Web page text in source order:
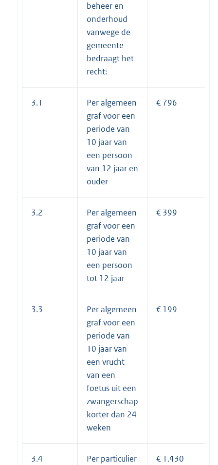
beheer en
onderhoud
vanwege de
gemeente
bedraagt het
recht:
3.1
Per algemeen
graf voor een
periode van
10 jaar van
een persoon
van 12 jaar en
ouder
€ 796
3.2
Per algemeen
graf voor een
periode van
10 jaar van
een persoon
tot 12 jaar
€ 399
3.3
Per algemeen
graf voor een
periode van
10 jaar van
een vrucht
van een
foetus uit een
zwangerschap
korter dan 24
weken
€ 199
3.4
Per particulier
€ 1.430